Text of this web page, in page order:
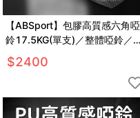
【ABSport】包膠高質感六角啞
鈴17.5KG(單支)／整體啞鈴／
重量啞鈴／重量訓練
$2400